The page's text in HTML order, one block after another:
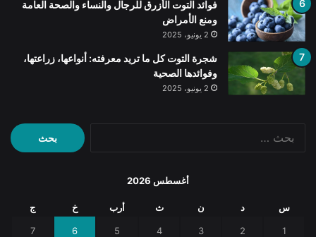
فوائد التوت الأزرق للرجال والنساء والصحة العامة
ومنع الأمراض
2 يونيو، 2025
شجرة التوت كل ما تريد معرفته: أنواعها، زراعتها،
وفوائدها الصحية
2 يونيو، 2025
البحث
عن:
أغسطس 2026
س د ن ث أرب خ ج
1
2
3
4
5
6
7